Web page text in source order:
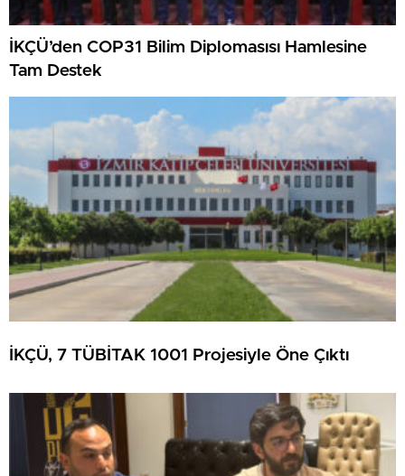
İKÇÜ’den COP31 Bilim Diplomasısı Hamlesine
Tam Destek
İKÇÜ, 7 TÜBİTAK 1001 Projesiyle Öne Çıktı